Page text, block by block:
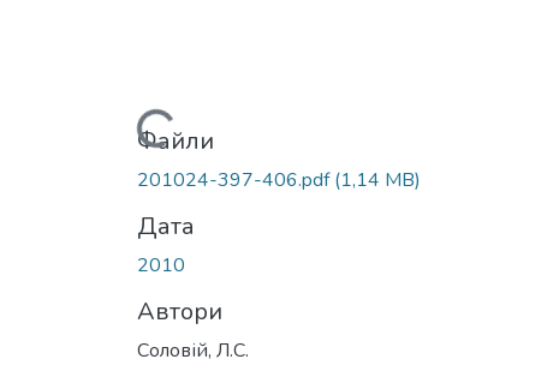
Вантажиться...
Файли
201024-397-406.pdf(1,14 MB)
Дата
2010
Автори
Соловій, Л.С.